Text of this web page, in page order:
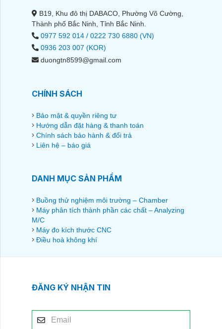
B19, Khu đô thị DABACO, Phường Võ Cường,
Thành phố Bắc Ninh, Tỉnh Bắc Ninh.
0977 592 014 / 0222 730 6880 (VN)
0936 203 007 (KOR)
duongtn8599@gmail.com
CHÍNH SÁCH
Bảo mật & quyền riêng tư
Hướng dẫn đặt hàng & thanh toán
Chính sách bảo hành & đổi trả
Liên hệ – báo giá
DANH MỤC SẢN PHẨM
Buồng thử nghiệm môi trường – Chamber
Máy phân tích thành phần các chất – Analyzing
M/C
Máy đo kích thước CNC
Điều hoà không khí
ĐĂNG KÝ NHẬN TIN